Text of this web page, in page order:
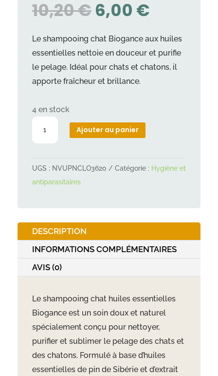
10,20€LE
PRIX
INITIAL
ÉTAIT :
10,20 €.
6,00 €LE
ACTUEL
EST :
6,00 €.
Le shampooing chat Biogance aux huiles
essentielles nettoie en douceur et purifie
le pelage. Idéal pour chats et chatons, il
apporte fraîcheur et brillance.
4 en stock
chat
Ajouter au panier
UGS : NVUPNCLO3620 Catégorie : Hygiène et
antiparasitaires
DESCRIPTION
INFORMATIONS COMPLÉMENTAIRES
AVIS (0)
Le shampooing chat huiles essentielles
Biogance est un soin doux et naturel
spécialement conçu pour nettoyer,
purifier et sublimer le pelage des chats et
des chatons. Formulé à base d’huiles
essentielles de pin de Sibérie et d’extrait